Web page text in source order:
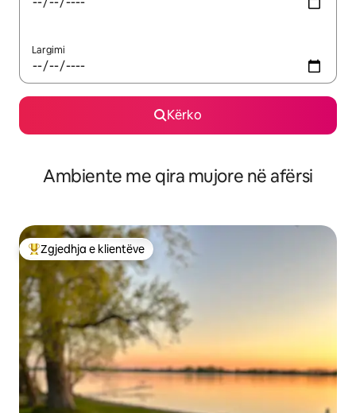
Largimi
Kërko
Ambiente me qira mujore në afërsi
Më të mirat e zgjedhjeve të klientëve
Zgjedhja e klientëve